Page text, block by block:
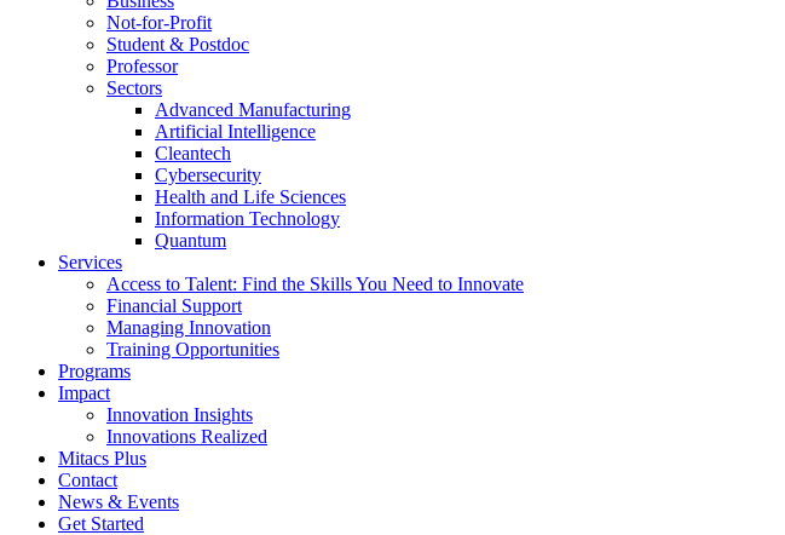
Not-for-Profit
Student & Postdoc
Professor
Sectors
Advanced Manufacturing
Artificial Intelligence
Cleantech
Cybersecurity
Health and Life Sciences
Information Technology
Quantum
Services
Access to Talent: Find the Skills You Need to Innovate
Financial Support
Managing Innovation
Training Opportunities
Programs
Impact
Innovation Insights
Innovations Realized
Mitacs Plus
Contact
News & Events
Get Started